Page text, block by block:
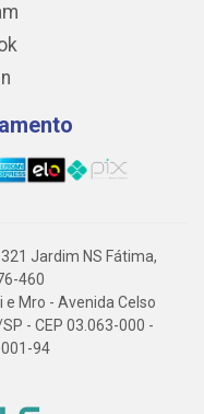
Jardim NS Fátima,
460
e Mro - Avenida Celso
- CEP 03.063-000 -
94